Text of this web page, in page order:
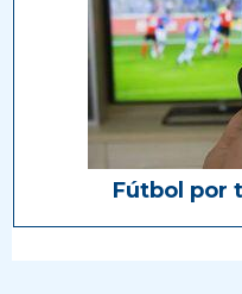
Fútbol por